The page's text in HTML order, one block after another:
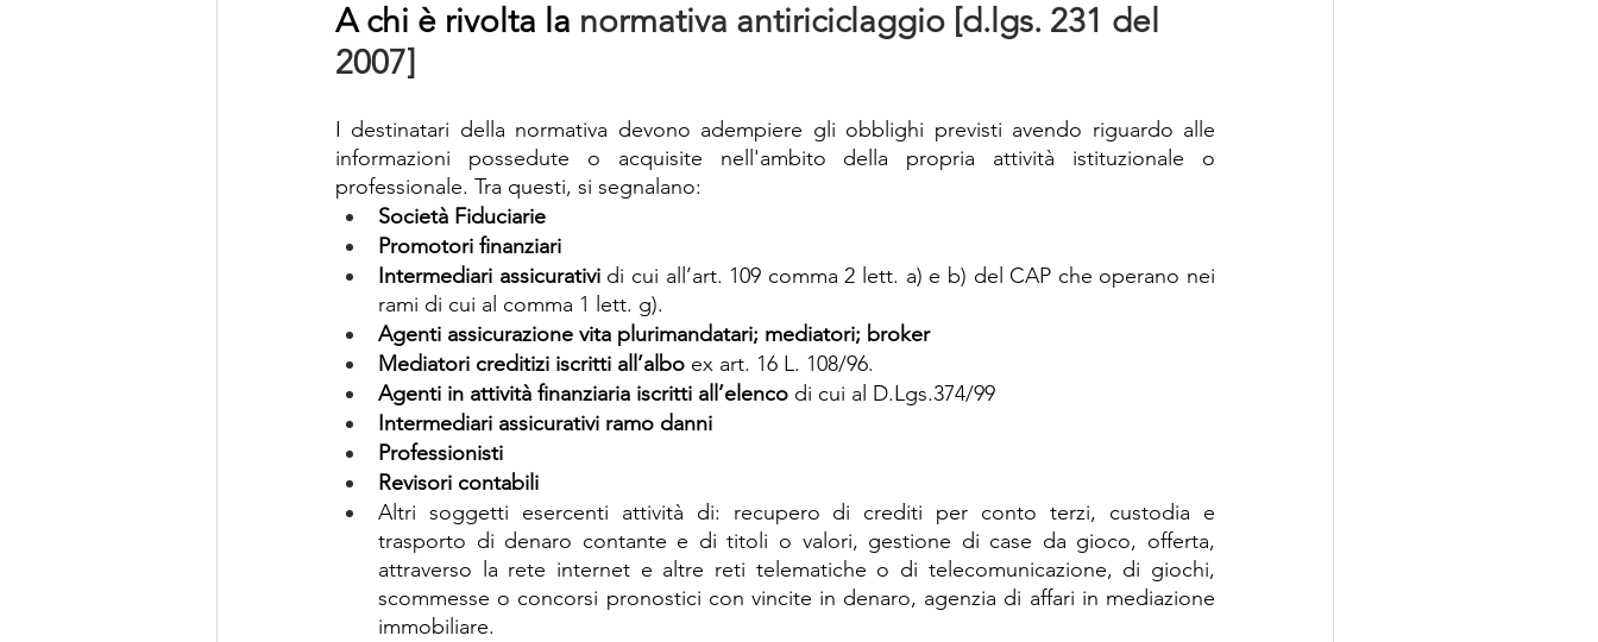
A chi è rivolta la normativa antiriciclaggio [d.lgs. 231 del
2007]
I destinatari della normativa devono adempiere gli obblighi previsti avendo riguardo alle
informazioni possedute o acquisite nell'ambito della propria attività istituzionale o
professionale. Tra questi, si segnalano:
Società Fiduciarie
Promotori finanziari
Intermediari assicurativi di cui all’art. 109 comma 2 lett. a) e b) del CAP che operano nei
rami di cui al comma 1 lett. g).
Agenti assicurazione vita plurimandatari; mediatori; broker
Mediatori creditizi iscritti all’albo ex art. 16 L. 108/96.
Agenti in attività finanziaria iscritti all’elenco di cui al D.Lgs.374/99
Intermediari assicurativi ramo danni
Professionisti
Revisori contabili
Altri soggetti esercenti attività di: recupero di crediti per conto terzi, custodia e
trasporto di denaro contante e di titoli o valori, gestione di case da gioco, offerta,
attraverso la rete internet e altre reti telematiche o di telecomunicazione, di giochi,
scommesse o concorsi pronostici con vincite in denaro, agenzia di affari in mediazione
immobiliare.